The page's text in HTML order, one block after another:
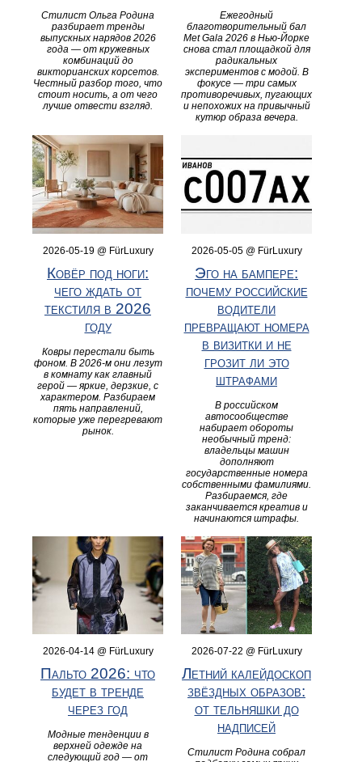
Стилист Ольга Родина
разбирает тренды
выпускных нарядов 2026
года — от кружевных
комбинаций до
викторианских корсетов.
Честный разбор того, что
стоит носить, а от чего
лучше отвести взгляд.
Ежегодный
благотворительный бал
Met Gala 2026 в Нью-Йорке
снова стал площадкой для
радикальных
экспериментов с модой. В
фокусе — три самых
противоречивых, пугающих
и непохожих на привычный
кутюр образа вечера.
2026-05-19 @ FürLuxury
Ковёр под ноги:
чего ждать от
текстиля в 2026
году
Ковры перестали быть
фоном. В 2026-м они лезут
в комнату как главный
герой — яркие, дерзкие, с
характером. Разбираем
пять направлений,
которые уже перегревают
рынок.
2026-05-05 @ FürLuxury
Эго на бампере:
почему российские
водители
превращают номера
в визитки и не
грозит ли это
штрафами
В российском
автосообществе
набирает обороты
необычный тренд:
владельцы машин
дополняют
государственные номера
собственными фамилиями.
Разбираемся, где
заканчивается креатив и
начинаются штрафы.
2026-04-14 @ FürLuxury
Пальто 2026: что
будет в тренде
через год
Модные тенденции в
верхней одежде на
следующий год — от
2026-07-22 @ FürLuxury
Летний калейдоскоп
звёздных образов:
от тельняшки до
надписей
Стилист Родина собрал